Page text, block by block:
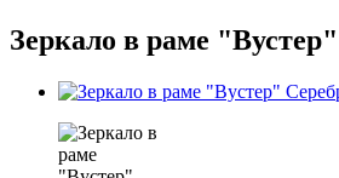
Зеркало в раме